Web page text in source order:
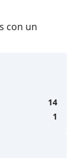
con un
14
1